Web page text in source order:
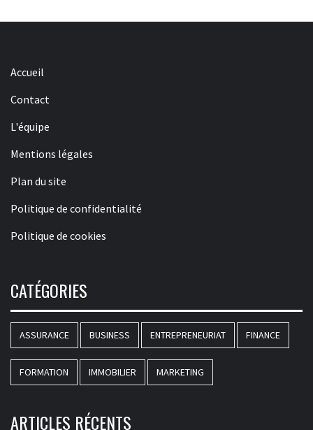
Accueil
Contact
L'équipe
Mentions légales
Plan du site
Politique de confidentialité
Politique de cookies
CATÉGORIES
ASSURANCE BUSINESS ENTREPRENEURIAT FINANCE
FORMATION IMMOBILIER MARKETING
ARTICLES RÉCENTS